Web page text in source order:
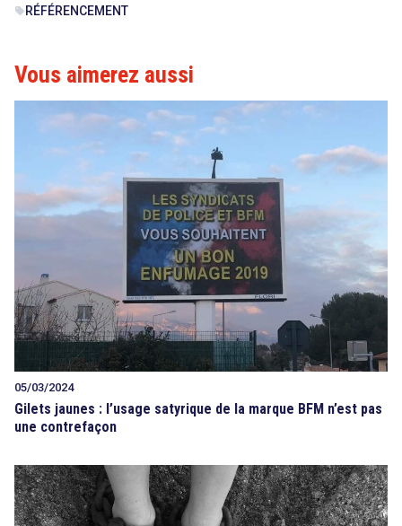
sell RÉFÉRENCEMENT
Vous aimerez aussi
05/03/2024
Gilets jaunes : l’usage satyrique de la marque BFM n’est pas
une contrefaçon